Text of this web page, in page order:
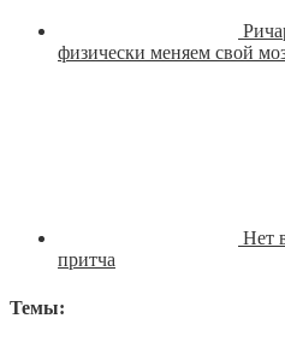
физически меняем свой
Нет
притча
Темы: